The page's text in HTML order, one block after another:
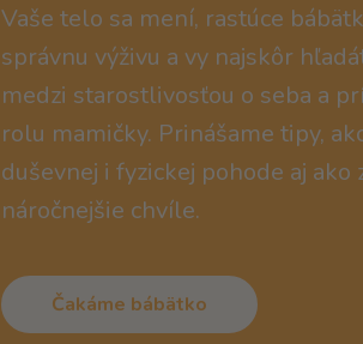
Vaše telo sa mení, rastúce
správnu výživu a vy najskôr
medzi starostlivosťou o seba a
rolu mamičky. Prinášame tipy,
duševnej i fyzickej pohode aj ako
náročnejšie chvíle.
Čakáme bábätko